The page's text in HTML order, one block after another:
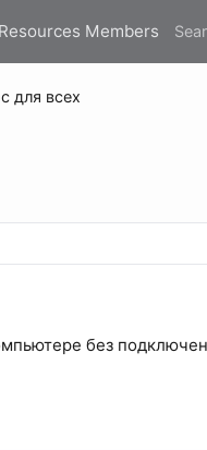
Resources Members
для всех
без